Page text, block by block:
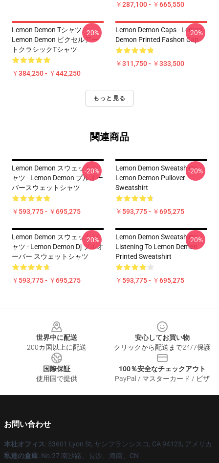
￥287,100 - ￥665,550
Lemon Demon Tシャツ -
Lemon Demon ピクセルアー
トクラシックTシャツ
￥384,250 - ￥442,250
-20%
Lemon Demon Caps - Lemon
Demon Printed Fashon Cap
￥311,750 - ￥333,500
-20%
もっと見る
関連商品
Lemon Demon スウェットシ
ャツ - Lemon Demon プルオー
バースウェットシャツ
￥593,775 - ￥695,275
-20%
Lemon Demon Sweatshirts -
Lemon Demon Pullover
Sweatshirt
￥593,775 - ￥695,275
-20%
Lemon Demon スウェットシ
ャツ - Lemon Demon Dj プルオ
ーバー スウェットシャツ
￥593,775 - ￥695,275
-20%
Lemon Demon Sweatshirts -
Listening To Lemon Demon
Printed Sweatshirt
￥593,775 - ￥695,275
-20%
世界中に配送
200カ国以上に配送
安心してお買い物
クリックから配送まで24/7保護
国際保証
使用国で提供
100％安全なチェックアウト
PayPal / マスターカード / ビザ
お問い合わせ
本社オフィス: 53601 Lyon St, サンフランシスコ, CA 94123, アメリカ
私達の倉庫: No.27 南沙路、長沙、海南、CN